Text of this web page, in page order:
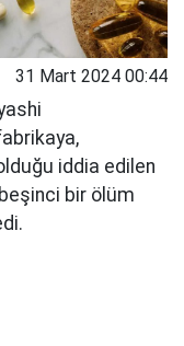
31 Mart 2024 00:44
iddia edilen
bir ölüm